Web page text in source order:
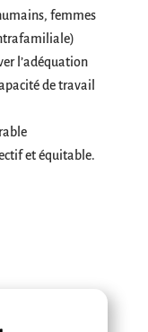
femmes
l’adéquation
de travail
et équitable.